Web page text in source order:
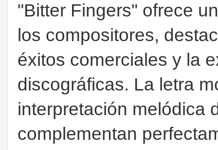
"Bitter Fingers" ofrece
los compositores,
éxitos comerciales y la
discográficas. La letra
interpretación melódica
complementan